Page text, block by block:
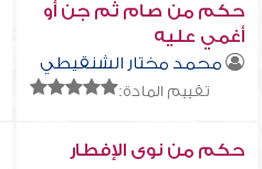
حكم من صام ثم جن أو
أغمي عليه
محمد مختار الشنقيطي
تقييم المادة:
حكم من نوى الإفطار